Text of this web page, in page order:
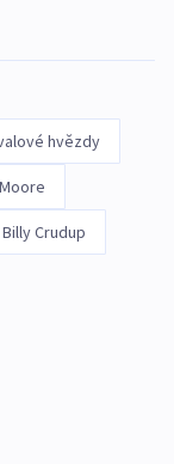
hvězdy
Billy Crudup